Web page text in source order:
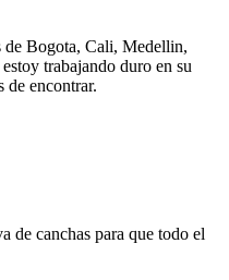
de Bogota, Cali, Medellin,
trabajando duro en su
de encontrar.
de canchas para que todo el